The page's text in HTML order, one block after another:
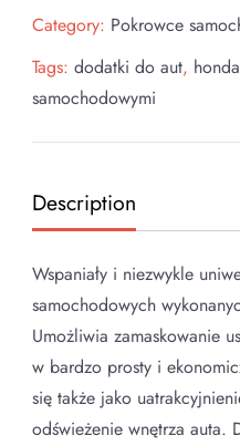
Category: Pokrowce
Tags: dodatki do aut,
samochodowymi
Description
Wspaniały i niezwykle
samochodowych
Umożliwia zamaskowanie
w bardzo prosty i
się także jako
odświeżenie wnętrza auta.